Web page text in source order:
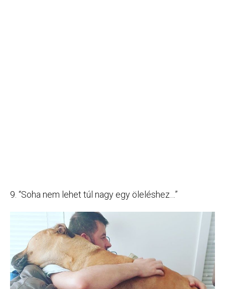
9. “Soha nem lehet túl nagy egy öleléshez…”